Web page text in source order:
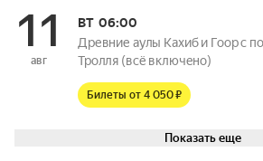
11
авг
ВТ06:00
Древние аулы Кахиб и Гоор с
Тролля (всё включено)
Билеты от 4 050 ₽
Показать еще